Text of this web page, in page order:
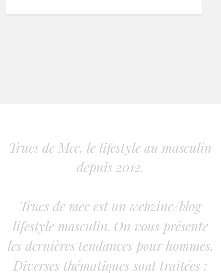
Trucs de Mec, le lifestyle au masculin
depuis 2012.
Trucs de mec est un webzine/blog
lifestyle masculin. On vous présente
les dernières tendances pour hommes.
Diverses thématiques sont traitées :